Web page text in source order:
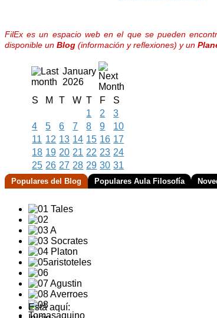
FilEx es un espacio web en el que se pueden
disponible un Blog (información y reflexiones) y un
January
2026
S
M T W T F
S
1
2
3
4
5 6 7 8 9
10
11 12 13 14 15 16 17
18 19 20 21 22 23 24
25 26 27 28 29 30 31
Populares del Blog Populares Aula Filosofía
Está aquí: